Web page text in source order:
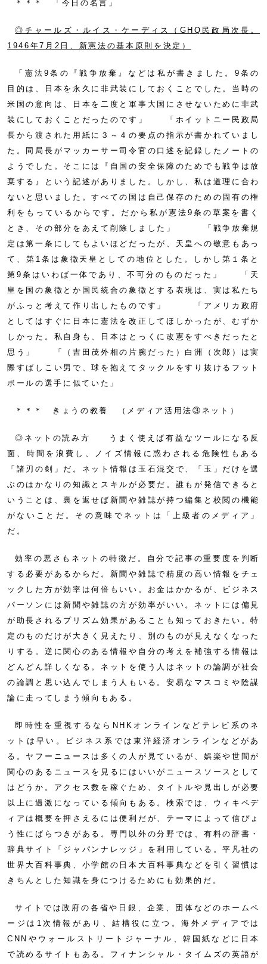
＊＊＊ 「今日の名言」
◎チャールズ・ルイス・ケーディス（GHQ民政局次長。
1946年7月2日、新憲法の基本原則を決定）
「憲法9条の『戦争放棄』などは私が書きました。9条の
目的は、日本を永久に非武装にしておくことでした。当時の
米国の意向は、日本を二度と軍事大国にさせないために非武
装にしておくことだったのです」 「ホイットニー民政局
長から渡された用紙に３～４の要点の指示が書かれていまし
た。同局長がマッカーサー司令官の口述を記録したノートの
ようでした。そこには『自国の安全保障のためでも戦争は放
棄する』という記述がありました。しかし、私は道理に合わ
ないと思いました。すべての国は自己保存のための固有の権
利をもっているからです。だから私が憲法9条の草案を書く
とき、その部分をあえて削除しました」 「戦争放棄規
定は第一条にしてもよいほどだったが、天皇への敬意もあっ
て、第1条は象徴天皇としての地位とした。しかし第１条と
第9条はいわば一体であり、不可分のものだった」 「天
皇を国の象徴とか国民統合の象徴とする表現は、実は私たち
がふっと考えて作り出したものです」 「アメリカ政府
としてはすぐに日本に憲法を改正してほしかったが、むずか
しかった。私自身も、日本はとっくに改憲をすべきだったと
思う」 「（吉田茂外相の片腕だった）白洲（次郎）は実
際すばしこい男で、球を抱えてタックルをすり抜けるフット
ボールの選手に似ていた」
＊＊＊ きょうの教養 （メディア活用法③ネット）
◎ネットの読み方 うまく使えば有益なツールになる反
面、時間を浪費し、ノイズ情報に惑わされる危険性もある
「諸刃の剣」だ。ネット情報は玉石混交で、「玉」だけを選
ぶのはかなりの知識とスキルが必要だ。誰もが発信できると
いうことは、裏を返せば新聞や雑誌が持つ編集と校閲の機能
がないことだ。その意味でネットは「上級者のメディア」
だ。
効率の悪さもネットの特徴だ。自分で記事の重要度を判断
する必要があるからだ。新聞や雑誌で精度の高い情報をチェ
ックした方が効率は何倍もいい。お金はかかるが、ビジネス
パーソンには新聞や雑誌の方が効率がいい。ネットには偏見
が助長されるプリズム効果があることも知っておきたい。特
定のものだけが大きく見えたり、別のものが見えなくなった
りする。逆に関心のある情報や自分の考えを補強する情報は
どんどん詳しくなる。ネットを使う人はネットの論調が社会
の論調と思い込んでしまう人もいる。安易なマスコミや陰謀
論に走ってしまう傾向もある。
即時性を重視するならNHKオンラインなどテレビ系のネ
ットは早い。ビジネス系では東洋経済オンラインなどがあ
る。ヤフーニュースは多くの人が見ているが、娯楽や世間が
関心のあるニュースを見るにはいいがニュースソースとして
はどうか。アクセス数を稼ぐため、タイトルや見出しが必要
以上に過激になっている傾向もある。検索では、ウィキペデ
ィアは概要を押さえるには便利だが、テーマによって信ぴょ
う性にばらつきがある。専門以外の分野では、有料の辞書・
辞典サイト「ジャパンナレッジ」を利用している。平凡社の
世界大百科事典、小学館の日本大百科事典などを引く習慣は
きちんとした知識を身につけるためにも効果的だ。
サイトでは政府の各省や日銀、企業、団体などのホームペ
ージは1次情報があり、結構役に立つ。海外メディアでは
CNNやウォールストリートジャーナル、韓国紙などに日本
で読めるサイトもある。フィナンシャル・タイムズの英語が